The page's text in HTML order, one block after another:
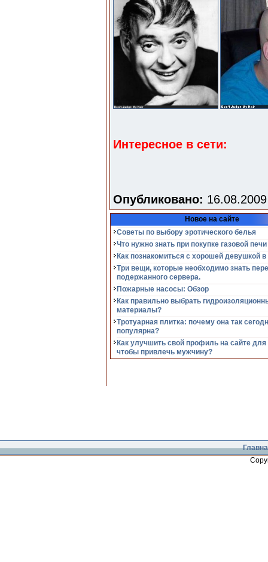
Интересное в сети:
Опубликовано:
Новое на сайте
Советы по выбору эротического белья
Что нужно знать при покупке газовой печи
Как познакомиться с хорошей девушкой в
Три вещи, которые необходимо знать
подержанного сервера.
Пожарные насосы: Обзор
Как правильно выбрать
материалы?
Тротуарная плитка: почему она так
популярна?
Как улучшить свой профиль на сайте для
чтобы привлечь мужчину?